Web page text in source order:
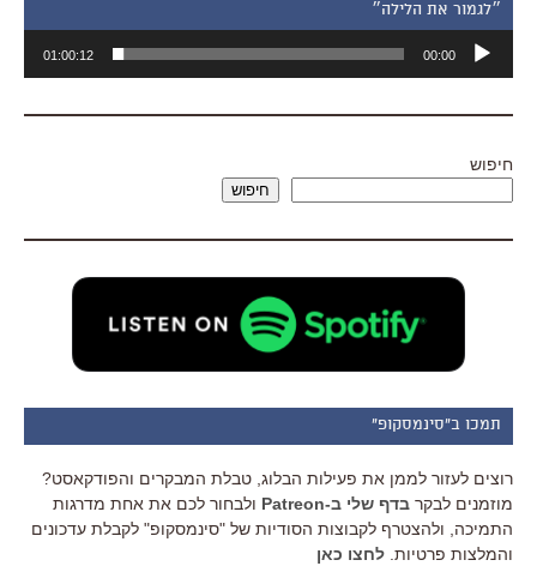
״לגמור את הלילה״
אודיו
00:00
01:00:12
חיפוש
חיפוש
תמכו ב"סינמסקופ"
רוצים לעזור לממן את פעילות הבלוג, טבלת המבקרים והפודקאסט?
מוזמנים לבקר בדף שלי ב-Patreon
ולבחור לכם את אחת מדרגות
התמיכה, ולהצטרף לקבוצות הסודיות של "סינמסקופ" לקבלת עדכונים
והמלצות פרטיות. לחצו כאן